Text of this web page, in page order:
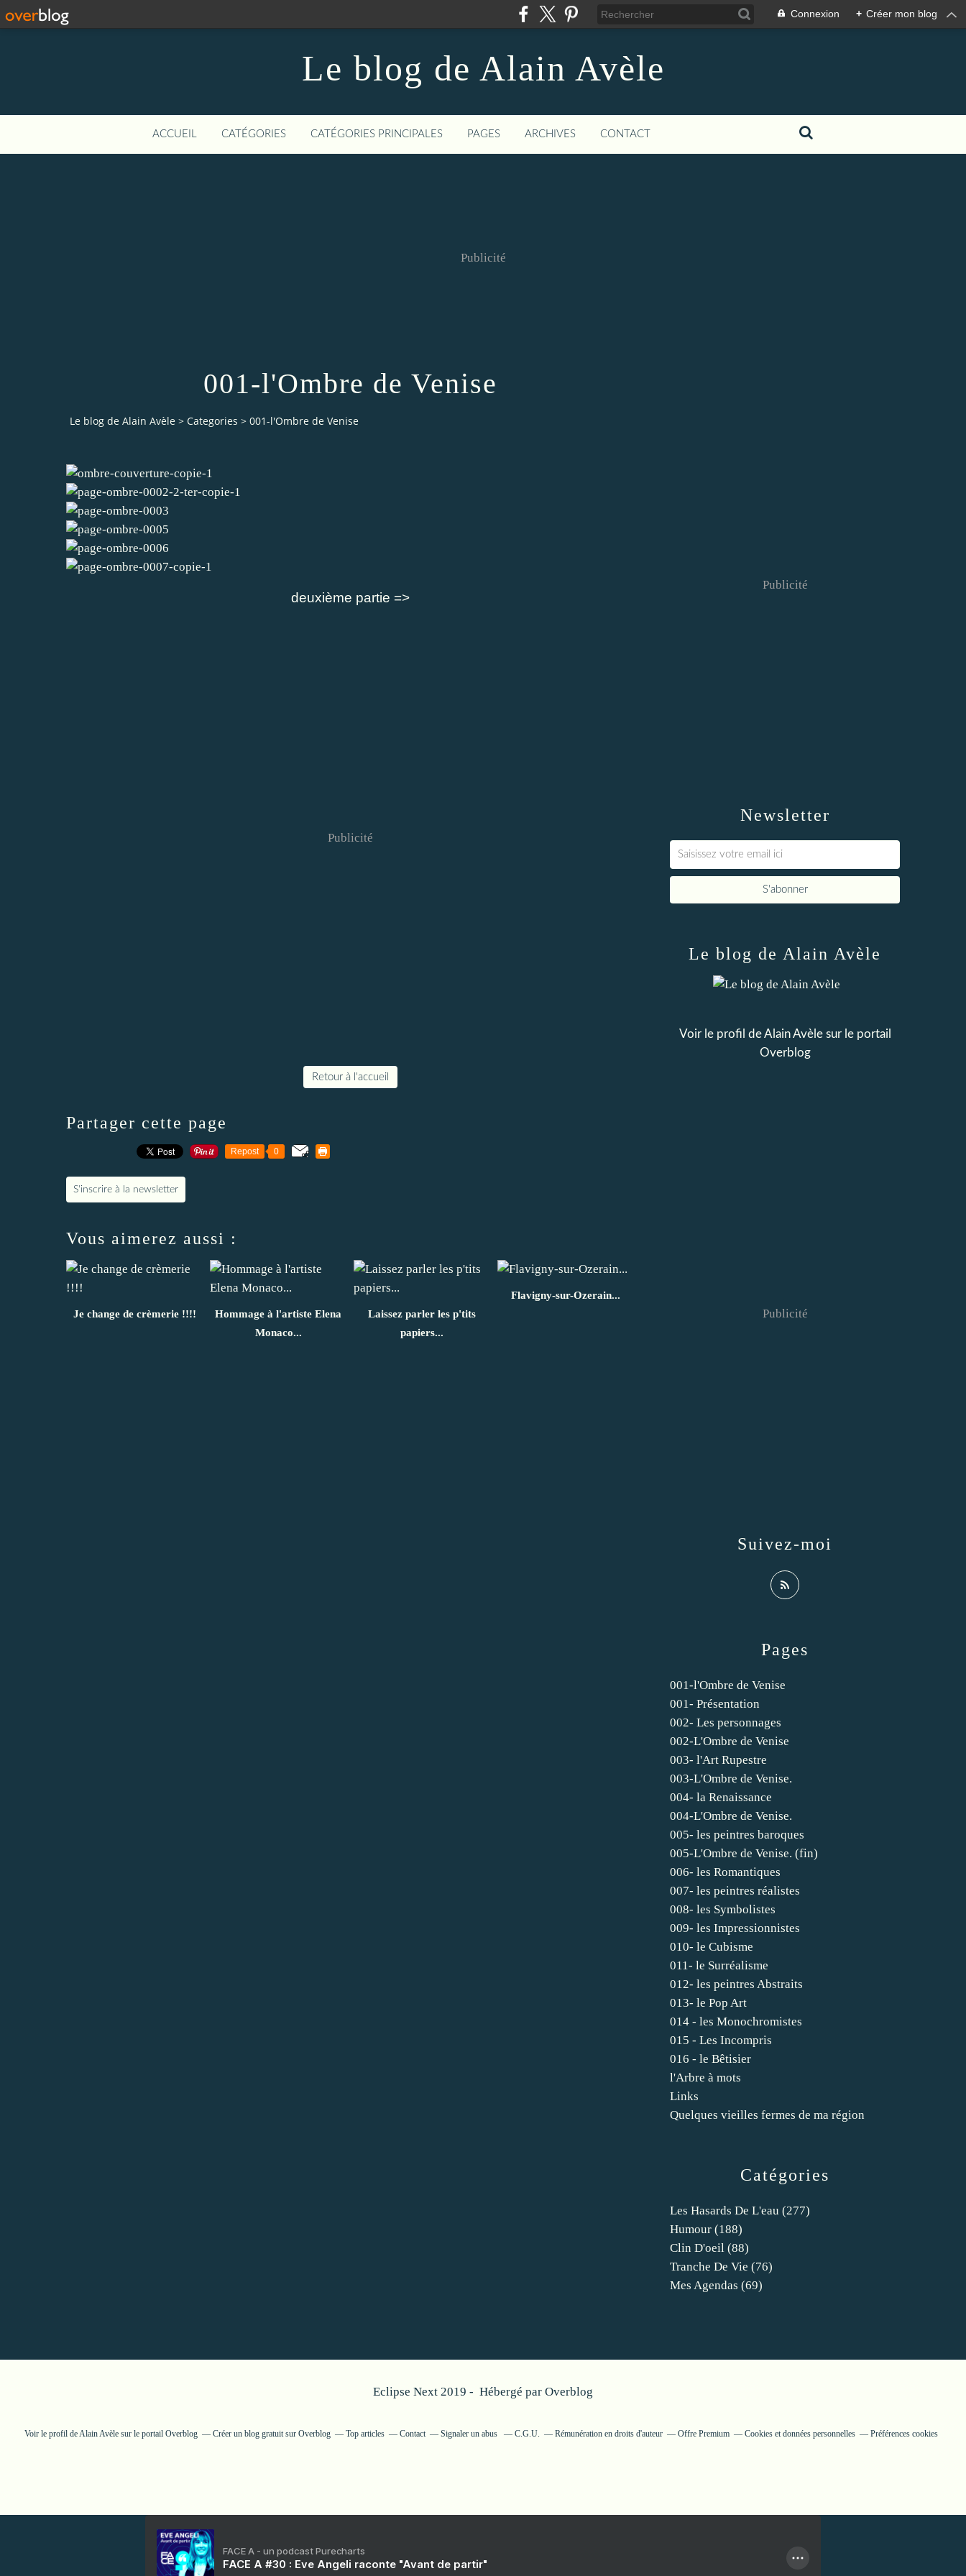
Connexion + Créer mon blog
Le blog de Alain Avèle
ACCUEIL CATÉGORIES CATÉGORIES PRINCIPALES PAGES ARCHIVES CONTACT
Publicité
001-l'Ombre de Venise
Le blog de Alain Avèle > Categories > 001-l'Ombre de Venise
deuxième partie =>
Publicité
Retour à l'accueil
Partager cette page
Repost 0
S'inscrire à la newsletter
Vous aimerez aussi :
Je change de crèmerie !!!!
Hommage à l'artiste Elena
Monaco...
Laissez parler les p'tits
papiers...
Flavigny-sur-Ozerain...
Newsletter
Publicité
Catégories
Les Hasards De L'eau (277)
Humour (188)
Clin D'oeil (88)
Tranche De Vie (76)
Mes Agendas (69)
Pages
001-l'Ombre de Venise
001- Présentation
002- Les personnages
002-L'Ombre de Venise
003- l'Art Rupestre
003-L'Ombre de Venise.
004- la Renaissance
004-L'Ombre de Venise.
005- les peintres baroques
005-L'Ombre de Venise. (fin)
006- les Romantiques
007- les peintres réalistes
008- les Symbolistes
009- les Impressionnistes
010- le Cubisme
011- le Surréalisme
012- les peintres Abstraits
013- le Pop Art
014 - les Monochromistes
015 - Les Incompris
016 - le Bêtisier
l'Arbre à mots
Links
Quelques vieilles fermes de ma région
Le blog de Alain Avèle
Voir le profil deAlain Avèlesur le portail
Overblog
Suivez-moi
Publicité
Eclipse Next 2019 - Hébergé par Overblog
Voir le profil deAlain Avèlesur le portail Overblog Créer un blog gratuit sur Overblog Top articles Contact Signaler un abus C.G.U. Rémunération en droits d'auteur Offre Premium Cookies et données personnelles Préférences cookies
FACE A - un podcast Purecharts
FACE A #30 : Eve Angeli raconte "Avant de partir"